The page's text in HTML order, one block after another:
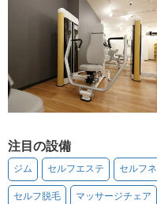
注目の設備
ジム セルフエステ セルフ
セルフ脱毛 マッサージチェア